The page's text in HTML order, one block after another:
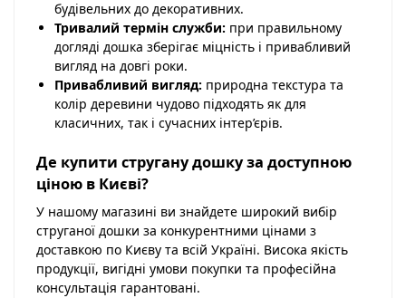
будівельних до декоративних.
Тривалий термін служби: при правильному
догляді дошка зберігає міцність і привабливий
вигляд на довгі роки.
Привабливий вигляд: природна текстура та
колір деревини чудово підходять як для
класичних, так і сучасних інтер’єрів.
Де купити стругану дошку за доступною
ціною в Києві?
У нашому магазині ви знайдете широкий вибір
струганої дошки за конкурентними цінами з
доставкою по Києву та всій Україні. Висока якість
продукції, вигідні умови покупки та професійна
консультація гарантовані.